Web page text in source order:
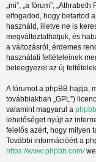
„mi”, „a fórum”,
elfogadod, hogy betartod
használd, illetve ne is
megváltoztathatjuk, és
a változásról, érdemes
használati feltételeinek
beleegyezel az új
A fórumot a phpBB hajtja,
továbbiakban „GPL”)
valamint magyarul a
lehetőséget nyújt az
felelős azért, hogy milyen
További információért a
https://www.phpbb.com/